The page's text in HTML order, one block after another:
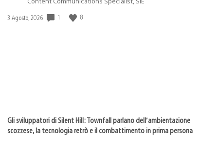
Data
3 Agosto, 2026 1 8
Gli sviluppatori di Silent Hill: Townfall parlano dell’ambientazione
scozzese, la tecnologia retrò e il combattimento in prima persona